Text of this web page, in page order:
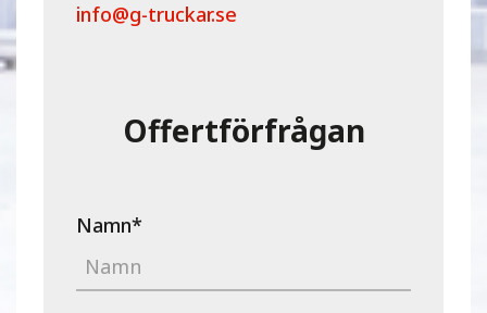
info@g-truckar.se
Offertförfrågan
Namn*